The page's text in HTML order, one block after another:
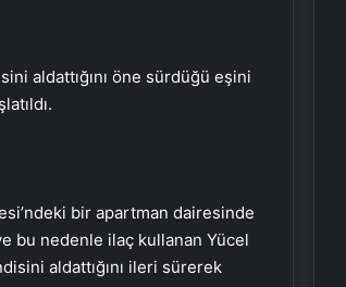
aldattığını öne sürdüğü eşini
bir apartman dairesinde
bu nedenle ilaç kullanan Yücel
aldattığını ileri sürerek